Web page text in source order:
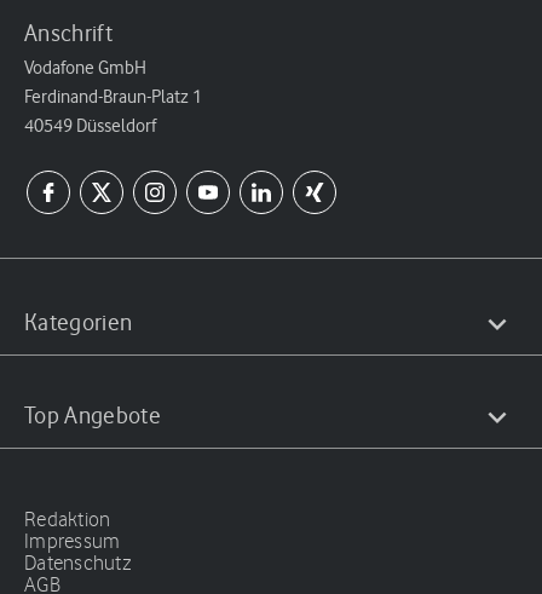
Anschrift
Vodafone GmbH
Ferdinand-Braun-Platz 1
40549 Düsseldorf
Kategorien
Top Angebote
Redaktion
Impressum
Datenschutz
AGB